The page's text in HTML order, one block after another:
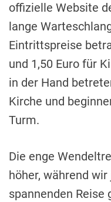
offizielle Website
lange
Eintrittspreise
und 1,50 Euro für
in der Hand
Kirche und
Turm.
Die enge
höher, während
spannenden Reise